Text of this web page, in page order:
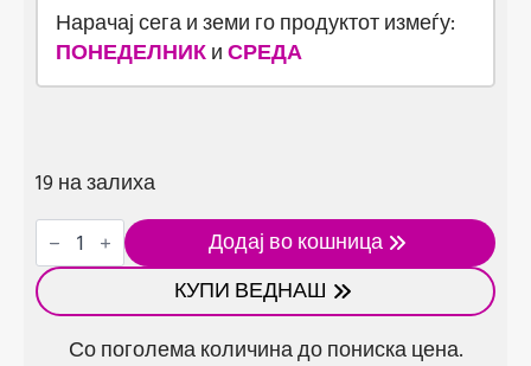
Нарачај сега и земи го продуктот измеѓу:
ПОНЕДЕЛНИК и СРЕДА
19 на залиха
Пренослива
електрична
моторна
пила
количина
Додај во кошница
КУПИ ВЕДНАШ
Со поголема количина до пониска цена.